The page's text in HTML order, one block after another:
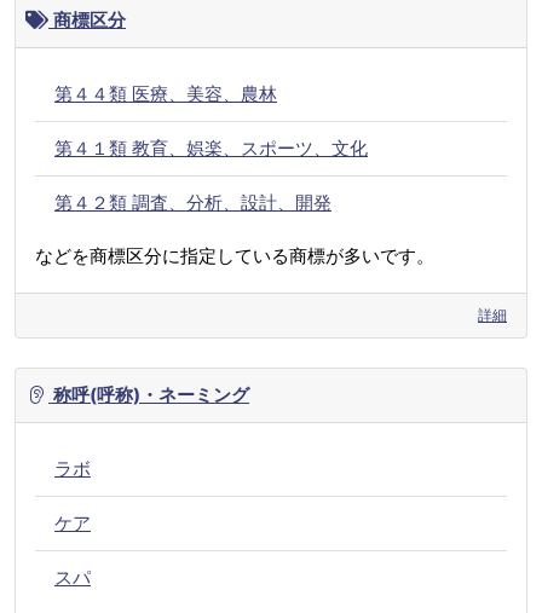
商標区分
第４４類 医療、美容、農林
第４１類 教育、娯楽、スポーツ、文化
第４２類 調査、分析、設計、開発
などを商標区分に指定している商標が多いです。
詳細
称呼(呼称)・ネーミング
ラボ
ケア
スパ